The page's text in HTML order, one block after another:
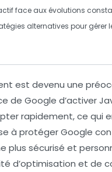
face aux évolutions
alternatives pour gérer
est devenu une
de Google d’activer
rapidement, ce
à protéger Google
sécurisé et
d’optimisation et de